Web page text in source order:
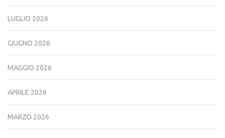
LUGLIO 2026
GIUGNO 2026
MAGGIO 2026
APRILE 2026
MARZO 2026